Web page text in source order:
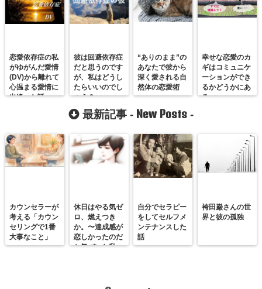
恋愛依存症の私
がゆがんだ愛情
(DV)から離れて
心温まる愛情に
出逢った話
彼は回避依存症
だと思うのです
が、私はどうし
たらいいのでし
ょう？
“ありのまま”の
あなたで彼から
深く愛される自
然体の恋愛術
幸せな恋愛のカ
ギはコミュニケ
ーションができ
るかどうかにあ
る
最新記事 - New Posts -
カウンセラーが
考える「カウン
セリングで1番
大事なこと」
休日はやる気ゼ
ロ、燃えつき
か。〜達成感が
恋しかったのだ
と気づいた私
自分でセラピー
をしてセルフメ
ンテナンスした
話
袴田巌さんの世
界と彼の孤独